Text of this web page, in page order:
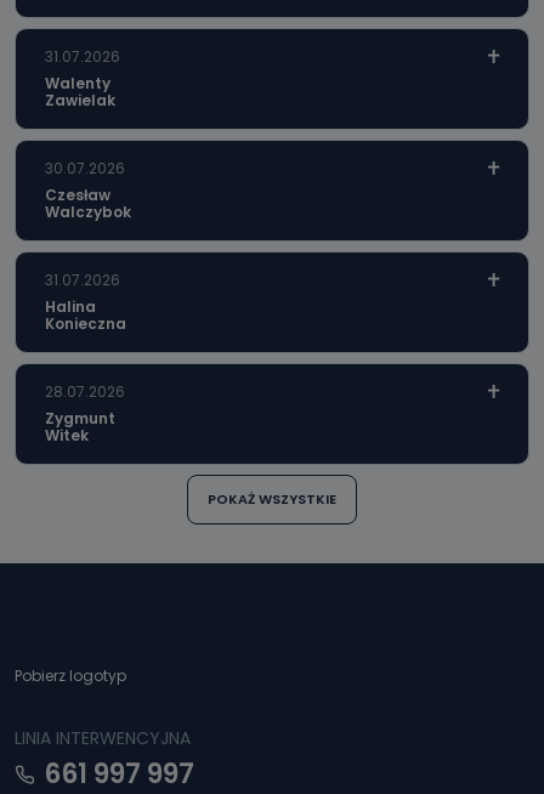
31.07.2026
Walenty
Zawielak
30.07.2026
Czesław
Walczybok
31.07.2026
Halina
Konieczna
28.07.2026
Zygmunt
Witek
POKAŻ WSZYSTKIE
Pobierz logotyp
LINIA INTERWENCYJNA
661 997 997